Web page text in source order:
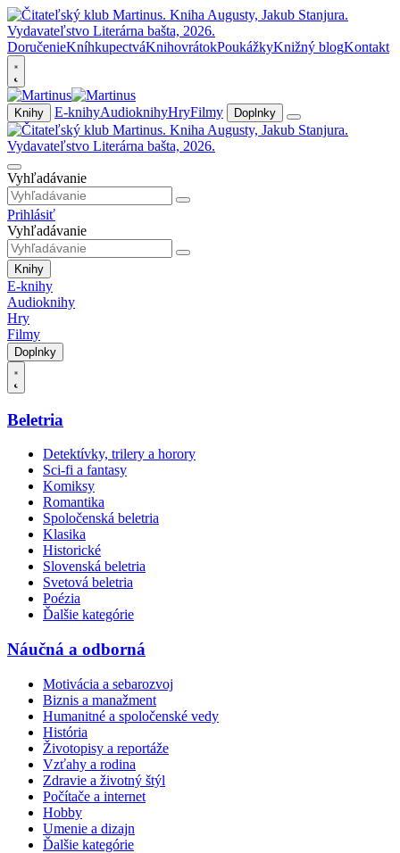
DoručenieKníhkupectváKnihovrátokPoukážkyKnižný blogKontakt
Knihy E-knihyAudioknihyHryFilmy Doplnky
Vyhľadávanie
Prihlásiť
Vyhľadávanie
Knihy
E-knihy
Audioknihy
Hry
Filmy
Doplnky
Beletria
Detektívky, trilery a horory
Sci-fi a fantasy
Komiksy
Romantika
Spoločenská beletria
Klasika
Historické
Slovenská beletria
Svetová beletria
Poézia
Ďalšie kategórie
Náučná a odborná
Motivácia a sebarozvoj
Biznis a manažment
Humanitné a spoločenské vedy
História
Životopisy a reportáže
Vzťahy a rodina
Zdravie a životný štýl
Počítače a internet
Hobby
Umenie a dizajn
Ďalšie kategórie